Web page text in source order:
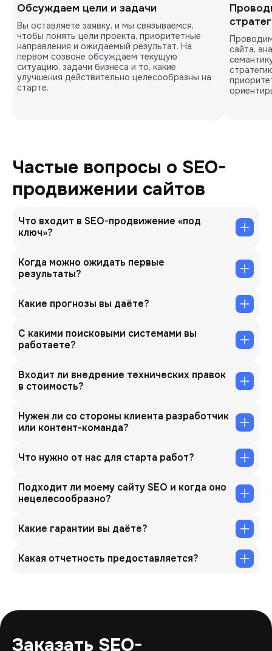
Обсуждаем цели и задачи
Вы оставляете заявку, и мы связываемся,
чтобы понять цели проекта, приоритетные
направления и ожидаемый результат. На
первом созвоне обсуждаем текущую
ситуацию, задачи бизнеса и то, какие
улучшения действительно целесообразны на
старте.
сайта,
Частые вопросы о SEO-
продвижении сайтов
Что входит в SEO-продвижение «под
ключ»?
Когда можно ожидать первые
результаты?
Какие прогнозы вы даёте?
С какими поисковыми системами вы
работаете?
Входит ли внедрение технических правок
в стоимость?
Нужен ли со стороны клиента разработчик
или контент-команда?
Что нужно от нас для старта работ?
Подходит ли моему сайту SEO и когда оно
нецелесообразно?
Какие гарантии вы даёте?
Какая отчетность предоставляется?
Заказать SEO-